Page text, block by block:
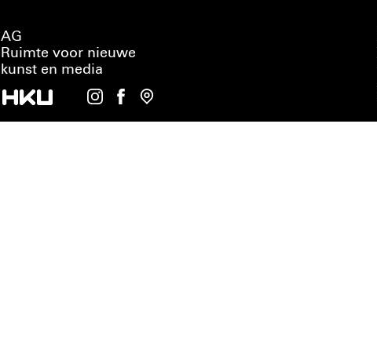
AG
Ruimte voor nieuwe
kunst en media